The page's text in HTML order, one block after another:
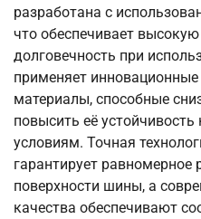
разработана с
что обеспечивает
долговечность при
применяет
материалы, способные
повысить её
условиям. Точная
гарантирует равномерное
поверхности шины, а
качества обеспечивают